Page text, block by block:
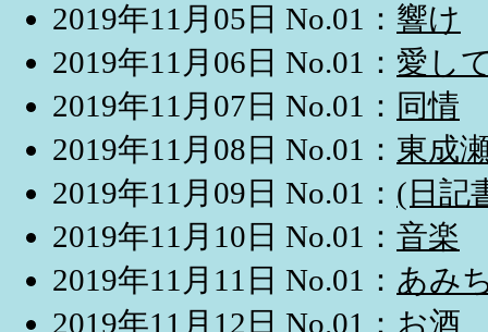
2019年11月05日 No.01： 響け
2019年11月06日 No.01： 愛し
2019年11月07日 No.01： 同情
2019年11月08日 No.01： 東成
2019年11月09日 No.01： (日記
2019年11月10日 No.01： 音楽
2019年11月11日 No.01： あみ
2019年11月12日 No.01： お酒